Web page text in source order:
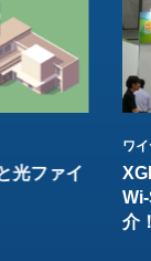
光ファイ
ワ
介